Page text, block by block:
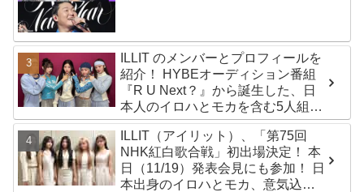
ILLIT のメンバーとプロフィールを
紹介！ HYBEオーディション番組
『R U Next？』から誕生した、日
本人のイロハとモカを含む5人組ガ
ールズグループ！ デビュー曲
「Magnetic」がいきなりの大ヒッ
ト
ILLIT（アイリット）、「第75回
NHK紅白歌合戦」初出場決定！ 本
日（11/19）発表会見にも参加！ 日
本出身のイロハとモカ、意気込み